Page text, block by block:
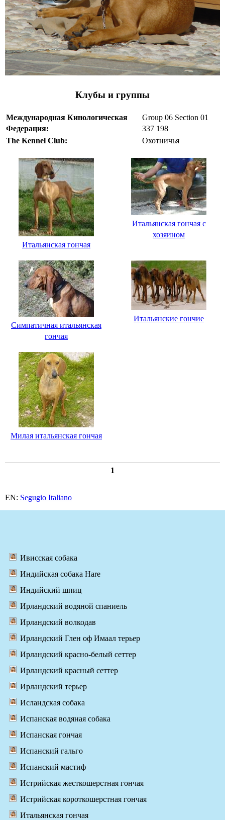
Клубы и группы
Международная Кинологическая
Федерация:
Group 06 Section 01
337 198
The Kennel Club:
Охотничья
Итальянская гончая
Итальянская гончая с
хозяином
Симпатичная итальянская
гончая
Итальянские гончие
Милая итальянская гончая
1
EN: Segugio Italiano
Ивисская собака
Индийская собака Hare
Индийский шпиц
Ирландский водяной спаниель
Ирландский волкодав
Ирландский Глен оф Имаал терьер
Ирландский красно-белый сеттер
Ирландский красный сеттер
Ирландский терьер
Исландская собака
Испанская водяная собака
Испанская гончая
Испанский гальго
Испанский мастиф
Истрийская жесткошерстная гончая
Истрийская короткошерстная гончая
Итальянская гончая